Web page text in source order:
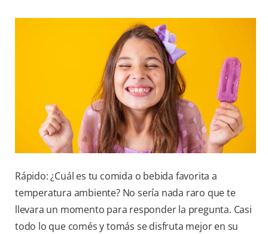
PARA PROFESIONALES
DÓNDE COMPRAR
UY (ES)
SUSCRIBITE
Rápido: ¿Cuál es tu comida o bebida favorita a
temperatura ambiente? No sería nada raro que te
llevara un momento para responder la pregunta. Casi
todo lo que comés y tomás se disfruta mejor en su